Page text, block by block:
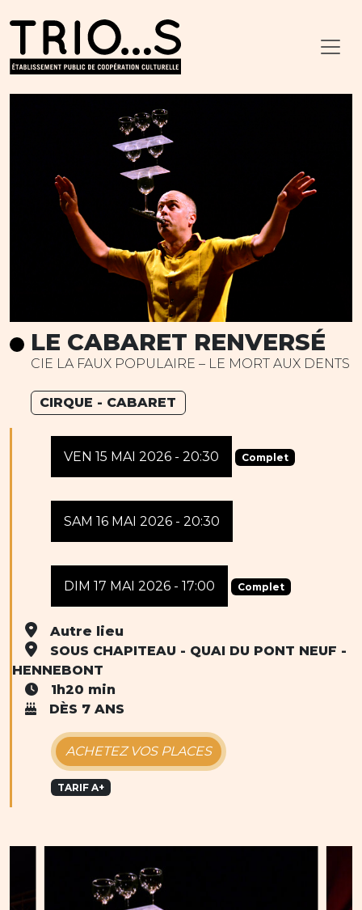
LE CABARET RENVERSÉ
CIE LA FAUX POPULAIRE – LE MORT AUX DENTS
CIRQUE - CABARET
VEN 15 MAI 2026 - 20:30 Complet
SAM 16 MAI 2026 - 20:30
DIM 17 MAI 2026 - 17:00 Complet
Autre lieu
SOUS CHAPITEAU - QUAI DU PONT NEUF -
HENNEBONT
1h20 min
DÈS 7 ANS
ACHETEZ VOS PLACES
TARIF A+